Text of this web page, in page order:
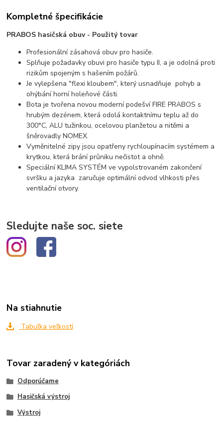
Kompletné špecifikácie
PRABOS hasičská obuv - Použitý tovar
Profesionální zásahová obuv pro hasiče.
Splňuje požadavky obuvi pro hasiče typu II, a je odolná proti
rizikům spojeným s hašením požárů.
Je vylepšena "flexi kloubem", který usnadňuje pohyb a
ohýbání horní holeňové části.
Bota je tvořena novou moderní podešví FIRE PRABOS s
hrubým dezénem, která odolá kontaktnímu teplu až do
300°C, ALU tužinkou, ocelovou planžetou a nitěmi a
šněrovadly NOMEX.
Vyměnitelné zipy jsou opatřeny rychloupínacím systémem a
krytkou, která brání průniku nečistot a ohně.
Speciální KLIMA SYSTÉM ve vypolstrovaném zakončení
svršku a jazyka zaručuje optimální odvod vlhkosti přes
ventilační otvory.
Sledujte naše soc. siete
Na stiahnutie
Tabuľka veľkostí
Tovar zaradený v kategóriách
Odporúčame
Hasičská výstroj
Výstroj